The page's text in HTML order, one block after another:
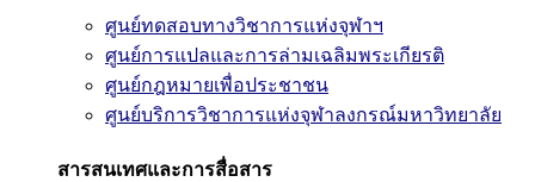
ศูนย์ทดสอบทางวิชาการแห่งจุฬาฯ
ศูนย์การแปลและการล่ามเฉลิมพระเกียรติ
ศูนย์กฎหมายเพื่อประชาชน
ศูนย์บริการวิชาการแห่งจุฬาลงกรณ์มหาวิทยาลัย
สารสนเทศและการสื่อสาร